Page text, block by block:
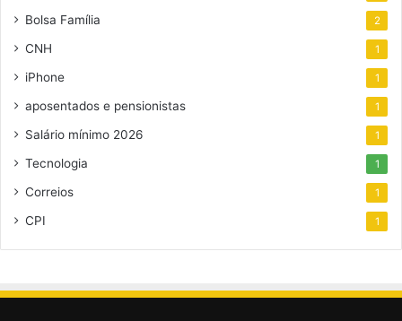
Bolsa Família 2
CNH 1
iPhone 1
aposentados e pensionistas 1
Salário mínimo 2026 1
Tecnologia 1
Correios 1
CPI 1